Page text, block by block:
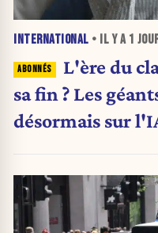
INTERNATIONAL • IL Y A 1
L'ère du
sa fin ? Les
désormais sur